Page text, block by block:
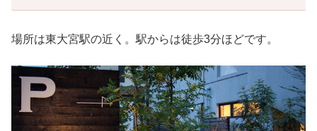
場所は東大宮駅の近く。駅からは徒歩3分ほどです。